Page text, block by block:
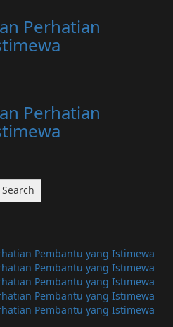
Perhatian
Perhatian
Search
Pembantu yang Istimewa
Pembantu yang Istimewa
Pembantu yang Istimewa
Pembantu yang Istimewa
Pembantu yang Istimewa